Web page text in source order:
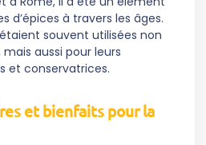
d’épices à travers les âges.
souvent utilisées non
aussi pour leurs
et conservatrices.
et bienfaits pour la